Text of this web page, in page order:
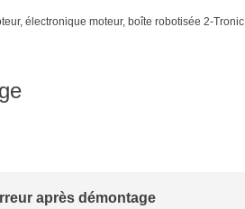
électronique moteur, boîte robotisée 2-Tronic
après démontage